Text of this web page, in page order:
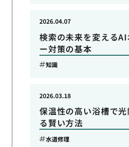
検索の未来を変える
ー対策の基本
2026.04.07
知識
保温性の高い浴槽で
る賢い方法
2026.03.18
水道修理